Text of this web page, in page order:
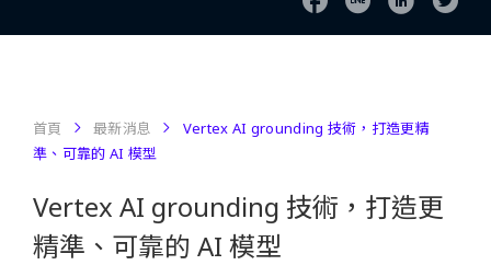
首頁 最新消息
Vertex AI grounding 技術，打造更精
準、可靠的 AI 模型
Vertex AI grounding 技術，打造更
精準、可靠的 AI 模型